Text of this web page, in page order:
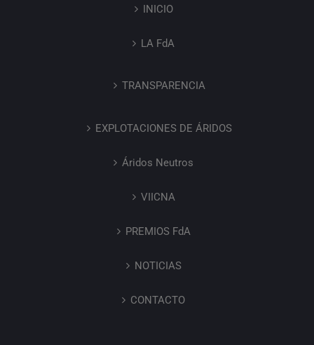
INICIO
LA FdA
TRANSPARENCIA
EXPLOTACIONES DE ÁRIDOS
Áridos Neutros
VIICNA
PREMIOS FdA
NOTICIAS
CONTACTO